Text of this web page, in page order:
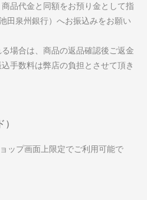
品代金と同額をお預り金として指
田泉州銀行）へお振込みをお願い
場合は、商品の返品確認後ご返金
手数料は弊店の負担とさせて頂き
ップ画面上限定でご利用可能で